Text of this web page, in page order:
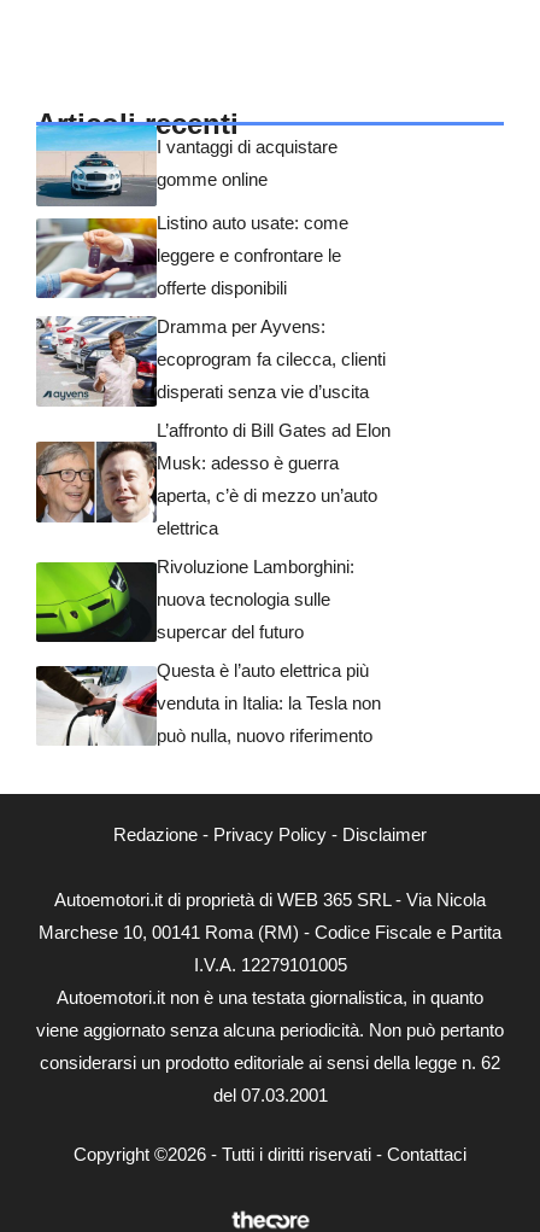
Articoli recenti
I vantaggi di acquistare
gomme online
Listino auto usate: come
leggere e confrontare le
offerte disponibili
Dramma per Ayvens:
ecoprogram fa cilecca, clienti
disperati senza vie d’uscita
L’affronto di Bill Gates ad Elon
Musk: adesso è guerra
aperta, c’è di mezzo un’auto
elettrica
Rivoluzione Lamborghini:
nuova tecnologia sulle
supercar del futuro
Questa è l’auto elettrica più
venduta in Italia: la Tesla non
può nulla, nuovo riferimento
Redazione - Privacy Policy - Disclaimer
Autoemotori.it di proprietà di WEB 365 SRL - Via Nicola
Marchese 10, 00141 Roma (RM) - Codice Fiscale e Partita
I.V.A. 12279101005
Autoemotori.it non è una testata giornalistica, in quanto
viene aggiornato senza alcuna periodicità. Non può pertanto
considerarsi un prodotto editoriale ai sensi della legge n. 62
del 07.03.2001
Copyright ©2026 - Tutti i diritti riservati - Contattaci